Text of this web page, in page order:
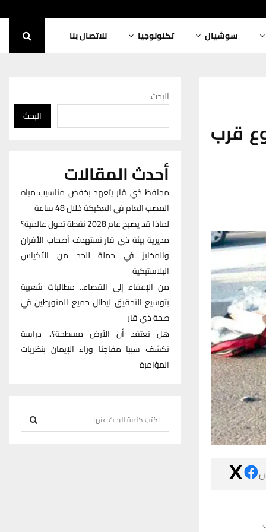
سوشيال تكنولوجيا للاتصال بنا
قرب
البحث
البحث
أحدث المقالات
محافظ ذي قار يتعهد بخفض مناسيب مياه
المصب العام في العكيكة خلال 48 ساعة
لماذا قد يصبح عام 2028 نقطة تحول عالمية؟
مديرية بيئة ذي قار تستهدف أصحاب الأفران
والمخابز في حملة للحد من الأكياس
البلاستيكية
من الإعفاء إلى القضاء.. مطالبات شعبية
بتوسيع التحقيق ليطال جميع المتورطين في
صحة ذي قار
هل تعتقد أن الأرض مسطحة؟.. دراسة
تكشف سببا مفاجئا وراء الإيمان بنظريات
المؤامرة
e